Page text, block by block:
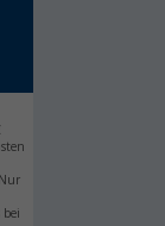
bei